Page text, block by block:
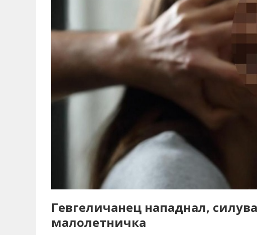
Гевгеличанец нападнал,
малолетничка